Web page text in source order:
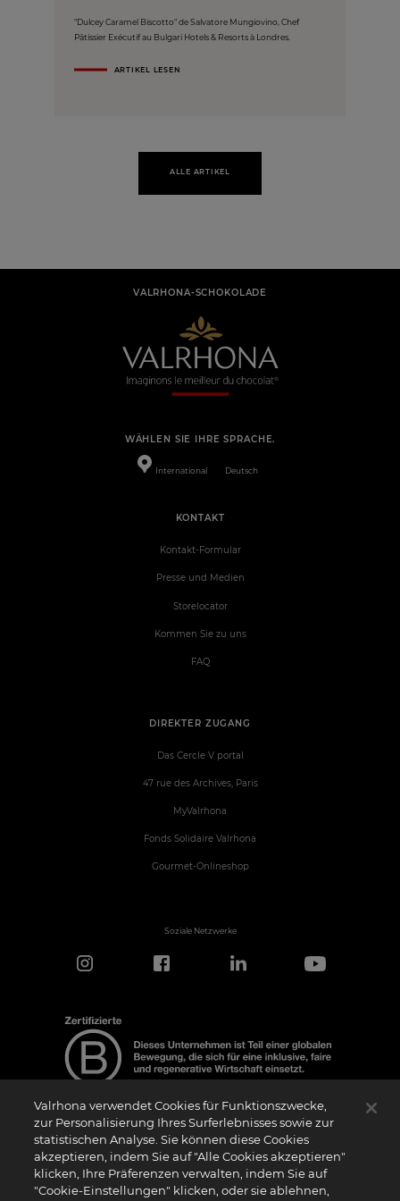
"Dulcey Caramel Biscotto" de Salvatore Mungiovino, Chef
Pâtissier Exécutif au Bulgari Hotels & Resorts à Londres.
ARTIKEL LESEN
ALLE ARTIKEL
VALRHONA-SCHOKOLADE
WÄHLEN SIE IHRE SPRACHE.
International Deutsch
DIREKTER ZUGANG
Das Cercle V portal
47 rue des Archives, Paris
MyValrhona
Fonds Solidaire Valrhona
Gourmet-Onlineshop
KONTAKT
Kontakt-Formular
Presse und Medien
Storelocator
Kommen Sie zu uns
FAQ
Soziale Netzwerke
Hinweis zur Zertifizierung
Das Logo “Certified B Corporation” (bzw. die Versionen in anderen Sprachen, wie
z.B. “Zertifizierte B Corporation”) wird von B Lab, einer privaten Non-Profit-
Organisation, an Unternehmen vergeben, die wie wir das B Impact Assessment
(“BIA”) erfolgreich abgeschlossen haben und die Anforderungen von B Lab an
Valrhona verwendet Cookies für Funktionszwecke,
zur Personalisierung Ihres Surferlebnisses sowie zur
statistischen Analyse. Sie können diese Cookies
akzeptieren, indem Sie auf "Alle Cookies akzeptieren"
klicken, Ihre Präferenzen verwalten, indem Sie auf
"Cookie-Einstellungen" klicken, oder sie ablehnen,